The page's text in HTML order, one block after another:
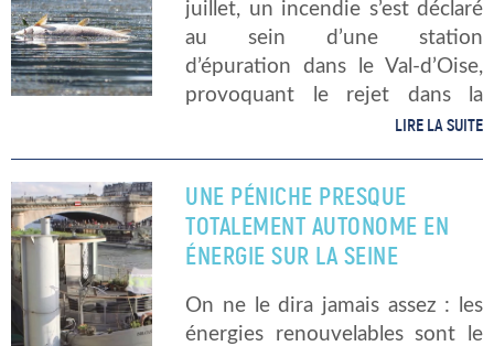
juillet, un incendie s’est déclaré
au sein d’une station
d’épuration dans le Val-d’Oise,
provoquant le rejet dans la
Seine d’eaux chargées en
bâtiment ravagé par les
flammes contenait du chlorure
ferrique, […]
LIRE LA SUITE
UNE PÉNICHE PRESQUE
TOTALEMENT AUTONOME EN
ÉNERGIE SUR LA SEINE
On ne le dira jamais assez : les
énergies renouvelables sont le